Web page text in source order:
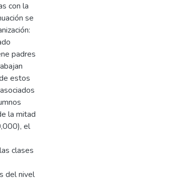
con la
se
padres
estos
la mitad
el
clases
del nivel